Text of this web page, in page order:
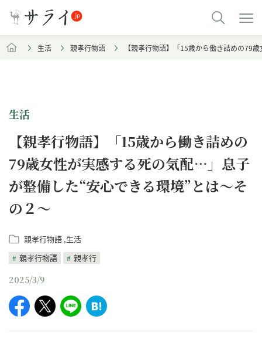
生活 親孝行物語 【親孝行物語】「15歳から働き詰めの79
生活
【親孝行物語】「15歳から働き詰めの
79歳女性が実感する死の気配…」息子
が整備した“安心できる環境”とは～そ
の２〜
親孝行物語 生活
親孝行物語
親孝行
2025/3/9